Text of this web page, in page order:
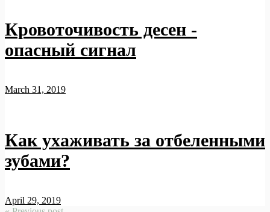
Кровоточивость десен -
опасный сигнал
March 31, 2019
Как ухаживать за отбеленными
зубами?
April 29, 2019